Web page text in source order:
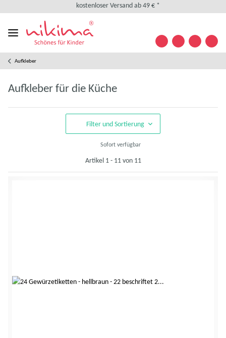
kostenloser Versand ab 49 € *
weltweiter Versand
+49 (0) 35841/ 63 32 09
Designed in Germany
kostenloser Versand ab 49 € *
weltweiter Versand
+49 (0) 35841/ 63 32 09
Kontakt
Aufkleber
Aufkleber für die Küche
Filter und Sortierung
Sofort verfügbar
Artikel 1 - 11 von 11